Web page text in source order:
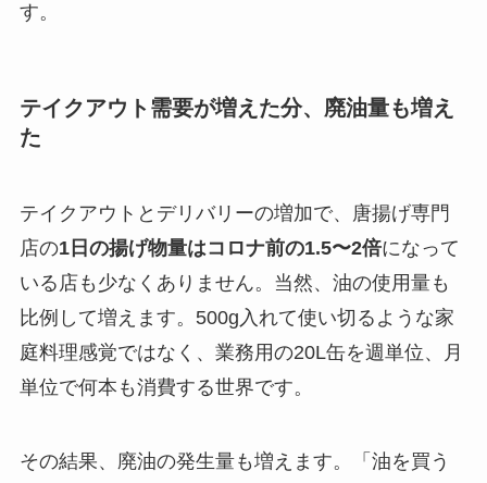
す。
テイクアウト需要が増えた分、廃油量も増え
た
テイクアウトとデリバリーの増加で、唐揚げ専門
店の1日の揚げ物量はコロナ前の1.5〜2倍になって
いる店も少なくありません。当然、油の使用量も
比例して増えます。500g入れて使い切るような家
庭料理感覚ではなく、業務用の20L缶を週単位、月
単位で何本も消費する世界です。
その結果、廃油の発生量も増えます。「油を買う